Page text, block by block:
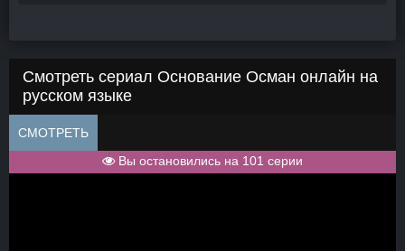
Смотреть сериал Основание Осман онлайн на
русском языке
СМОТРЕТЬ
Вы остановились на 101 серии